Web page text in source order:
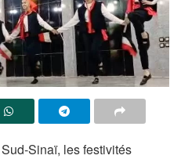
Sinaï, les festivités